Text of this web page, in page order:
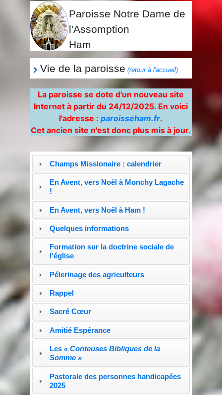
Paroisse Notre Dame de
l'Assomption
Ham
Vie de la paroisse (retour à l'accueil)
La paroisse se dote d'un nouveau site
Internet à partir du 24/12/2025. En voici
l'adresse :paroisseham.fr.
Cet ancien site n'est donc plus mis à jour.
Champs Missionaire : calendrier
En Avent, vers Noël à Monchy Lagache
!
En Avent, vers Noël à Ham !
Quelques informations
Formation sur la doctrine sociale de
l'église
Pélerinage des agriculteurs
Rappel
Sacré Cœur
Amitié Espérance
Les « Conteuses Bibliques de la
Somme »
Pastorale des personnes handicapées
2025